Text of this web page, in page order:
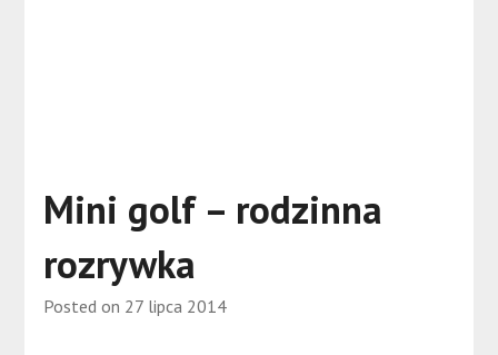
Mini golf – rodzinna
rozrywka
Posted on 27 lipca 2014